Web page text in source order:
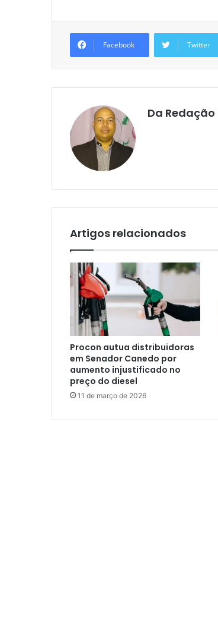
Facebook Twitter
Da Redação
Artigos relacionados
Procon autua distribuidoras
em Senador Canedo por
aumento injustificado no
preço do diesel
11 de março de 2026